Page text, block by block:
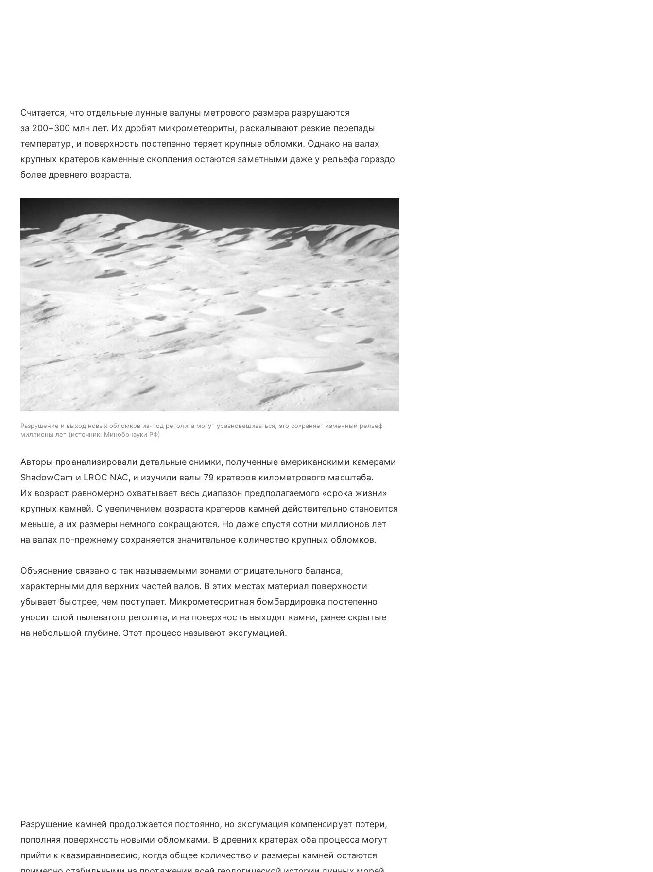
Считается, что отдельные лунные валуны метрового размера разрушаются
за 200−300 млн лет. Их дробят микрометеориты, раскалывают резкие перепады
температур, и поверхность постепенно теряет крупные обломки. Однако на валах
крупных кратеров каменные скопления остаются заметными даже у рельефа гораздо
более древнего возраста.
Разрушение и выход новых обломков из-под реголита могут уравновешиваться, это сохраняет каменный рельеф
миллионы лет
источник: Минобрнауки РФ
Авторы проанализировали детальные снимки, полученные американскими камерами
ShadowCam и LROC NAC, и изучили валы 79 кратеров километрового масштаба.
Их возраст равномерно охватывает весь диапазон предполагаемого «срока жизни»
крупных камней. С увеличением возраста кратеров камней действительно становится
меньше, а их размеры немного сокращаются. Но даже спустя сотни миллионов лет
на валах по-прежнему сохраняется значительное количество крупных обломков.
Объяснение связано с так называемыми зонами отрицательного баланса,
характерными для верхних частей валов. В этих местах материал поверхности
убывает быстрее, чем поступает. Микрометеоритная бомбардировка постепенно
уносит слой пылеватого реголита, и на поверхность выходят камни, ранее скрытые
на небольшой глубине. Этот процесс называют эксгумацией.
Разрушение камней продолжается постоянно, но эксгумация компенсирует потери,
пополняя поверхность новыми обломками. В древних кратерах оба процесса могут
прийти к квазиравновесию, когда общее количество и размеры камней остаются